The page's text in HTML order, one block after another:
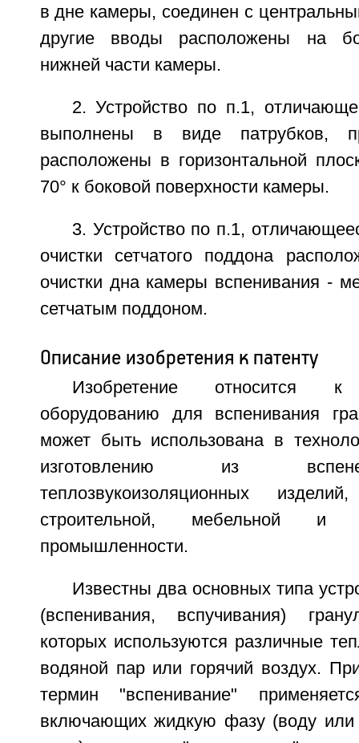
в дне камеры, соединен с
другие вводы расположены на
нижней части камеры.
2. Устройство по п.1,
выполнены в виде патрубков,
расположены в горизонтальной
70° к боковой поверхности камеры.
3. Устройство по п.1,
очистки сетчатого поддона
очистки дна камеры вспенивания -
сетчатым поддоном.
Описание изобретения к патенту
Изобретение относится к
оборудованию для вспенивания
может быть использована в
изготовлению из
теплозвукоизоляционных
строительной, мебельной и
промышленности.
Известны два основных типа
(вспенивания, вспучивания)
которых используются различные
водяной пар или горячий воздух.
термин "вспенивание"
включающих жидкую фазу (воду или